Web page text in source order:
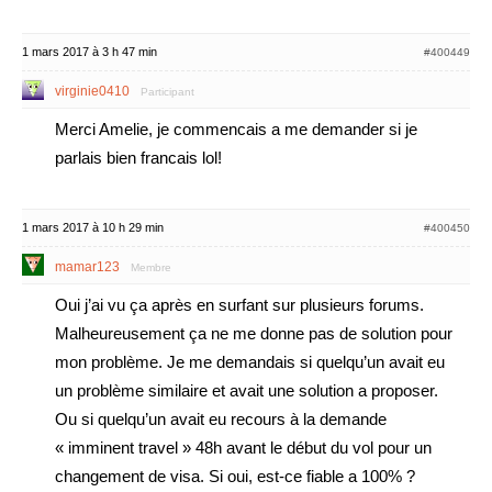
1 mars 2017 à 3 h 47 min #400449
virginie0410 Participant
Merci Amelie, je commencais a me demander si je
parlais bien francais lol!
1 mars 2017 à 10 h 29 min #400450
mamar123 Membre
Oui j’ai vu ça après en surfant sur plusieurs forums.
Malheureusement ça ne me donne pas de solution pour
mon problème. Je me demandais si quelqu’un avait eu
un problème similaire et avait une solution a proposer.
Ou si quelqu’un avait eu recours à la demande
« imminent travel » 48h avant le début du vol pour un
changement de visa. Si oui, est-ce fiable a 100% ?